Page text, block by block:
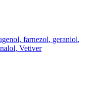
, farnezol, geraniol,
, Vetiver